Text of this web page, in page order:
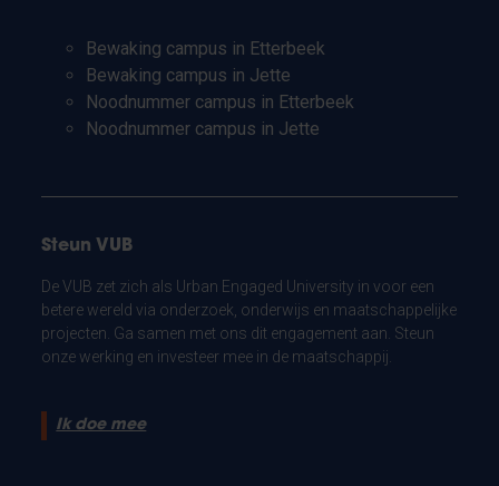
Bewaking campus in Etterbeek
Bewaking campus in Jette
Noodnummer campus in Etterbeek
Noodnummer campus in Jette
Steun VUB
De VUB zet zich als Urban Engaged University in voor een
betere wereld via onderzoek, onderwijs en maatschappelijke
projecten. Ga samen met ons dit engagement aan. Steun
onze werking en investeer mee in de maatschappij.
Ik doe mee